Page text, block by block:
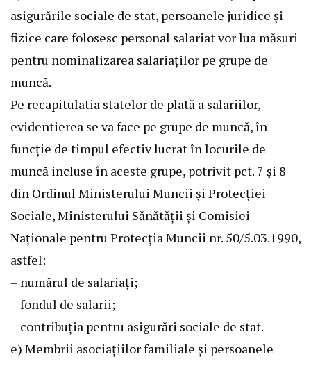
asigurările sociale de stat, persoanele juridice şi
fizice care folosesc personal salariat vor lua măsuri
pentru nominalizarea salariaţilor pe grupe de
muncă.
Pe recapitulatia statelor de plată a salariilor,
evidentierea se va face pe grupe de muncă, în
funcţie de timpul efectiv lucrat în locurile de
muncă incluse în aceste grupe, potrivit pct. 7 şi 8
din Ordinul Ministerului Muncii şi Protecţiei
Sociale, Ministerului Sănătăţii şi Comisiei
Naţionale pentru Protecţia Muncii nr. 50/5.03.1990,
astfel:
– numărul de salariaţi;
– fondul de salarii;
– contribuţia pentru asigurări sociale de stat.
e) Membrii asociaţiilor familiale şi persoanele